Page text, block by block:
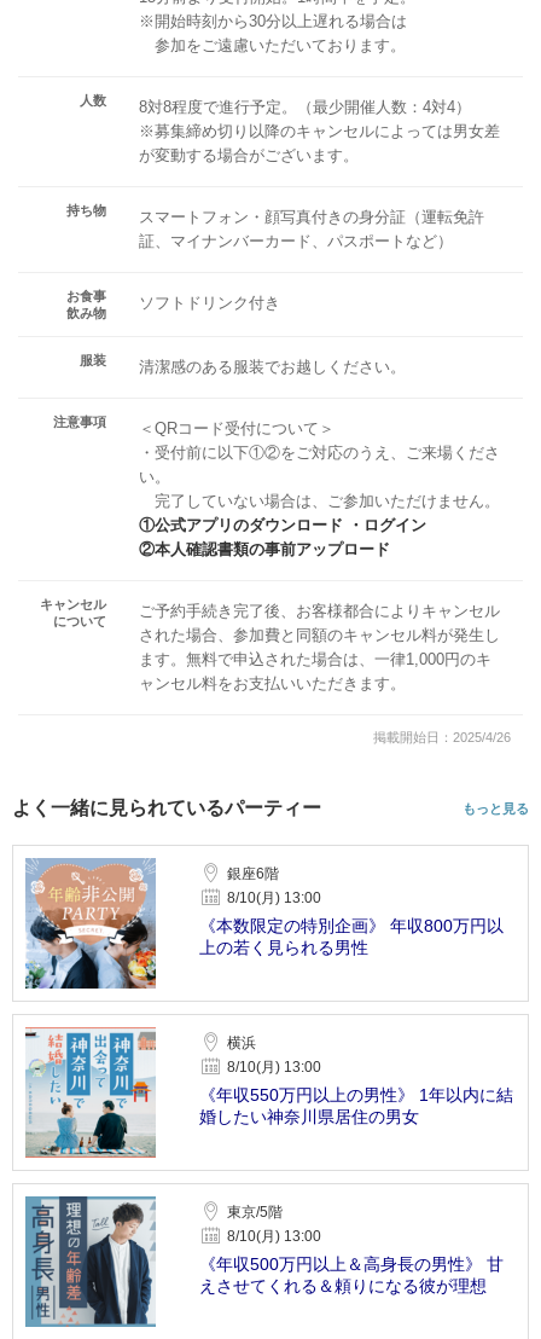
※開始時刻から30分以上遅れる場合は
参加をご遠慮いただいております。
人数
8対8程度で進行予定。（最少開催人数：4対4）
※募集締め切り以降のキャンセルによっては男女差
が変動する場合がございます。
持ち物
スマートフォン・顔写真付きの身分証（運転免許
証、マイナンバーカード、パスポートなど）
お食事
飲み物
ソフトドリンク付き
服装 清潔感のある服装でお越しください。
注意事項
＜QRコード受付について＞
・受付前に以下①②をご対応のうえ、ご来場くださ
い。
完了していない場合は、ご参加いただけません。
①公式アプリのダウンロード ・ログイン
②本人確認書類の事前アップロード
キャンセル
について
ご予約手続き完了後、お客様都合によりキャンセル
された場合、参加費と同額のキャンセル料が発生し
ます。無料で申込された場合は、一律1,000円のキ
ャンセル料をお支払いいただきます。
掲載開始日：2025/4/26
よく一緒に見られているパーティー もっと見る
銀座6階
8/10(月) 13:00
《本数限定の特別企画》 年収800万円以
上の若く見られる男性
横浜
8/10(月) 13:00
《年収550万円以上の男性》 1年以内に結
婚したい神奈川県居住の男女
東京/5階
8/10(月) 13:00
《年収500万円以上＆高身長の男性》 甘
えさせてくれる＆頼りになる彼が理想